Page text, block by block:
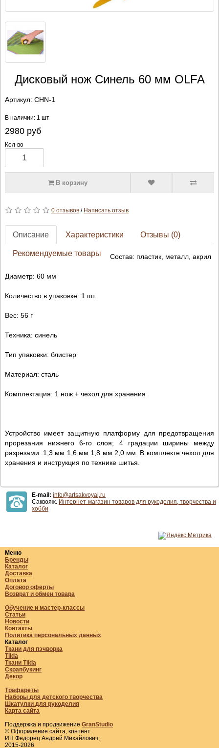
Дисковый нож Синель 60 мм OLFA
Артикул: CHN-1
В наличии: 1 шт
2980руб
Кол-во
В корзину
0 отзывов/ Написать отзыв
Описание Характеристики Отзывы (0)
Рекомендуемые товары Состав: пластик, металл, акрил
Диаметр: 60 мм
Количество в упаковке: 1 шт
Вес: 56 г
Техника: синель
Тип упаковки: блистер
Материал: сталь
Комплектация: 1 нож + чехол для хранения
Устройство имеет защитную платформу для предотвращения
прорезания нижнего 6-го слоя; 4 градации ширины между
разрезами :1,3 мм 1,6 мм 1,8 мм 2,0 мм. В комплекте чехол для
хранения и инструкция по технике шитья.
E-mail: info@artsakvoyaj.ru
Саквояж. Интернет-магазин товаров для рукоделия, творчества и
хобби
Меню
Бренды
Каталог
Доставка
Оплата
Договор оферты
Возврат и обмен товара
Обучение и мастер-классы
Статьи
Новости
Контакты
Политика персональных данных
Каталог
Ткани для пэчворка
Tilda
Ткани Tilda
Скрапбукинг
Декор
Трафареты
Наборы для детского творчества
Шкатулки для рукоделия
Карта сайта
Поддержка и продвижение GranStudio
© Оформление сайта, контент.
ИП Федорец Андрей Михайлович,
2015-2026